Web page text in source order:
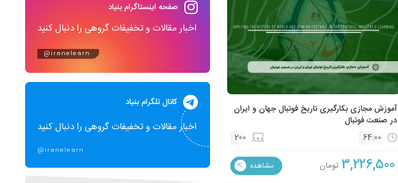
آموزش مجازی بکارگیری تاریخ فوتبال جهان و ایران
در صنعت فوتبال
64:00
200
3,226,500 تومان مشاهده
صفحه اینستاگرام بنیاد
اخبار مقالات و تخفیفات گروهی را دنبال کنید
@iranelearn
کانال تلگرام بنیاد
اخبار مقالات و تخفیفات گروهی را دنبال کنید
@iranelearn